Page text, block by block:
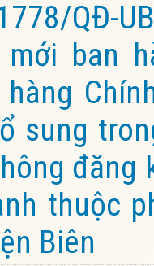
QĐ-
ban
sung
đăng
thuộc
Biên